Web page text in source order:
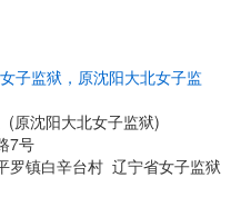
子监狱，原沈阳大北女子监
原沈阳大北女子监狱)
7号
罗镇白辛台村 辽宁省女子监狱